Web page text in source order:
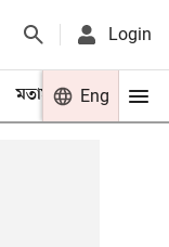
Login
মতামত খেলা
Eng